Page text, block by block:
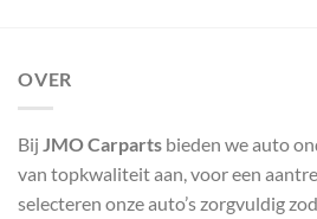
OVER
Bij JMO Carparts bieden we auto
van topkwaliteit aan, voor een
selecteren onze auto’s zorgvuldig